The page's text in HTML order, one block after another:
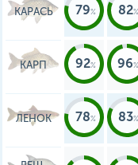
КАРАСЬ 79 82
КАРП 92 96
ЛЕНОК 78 83